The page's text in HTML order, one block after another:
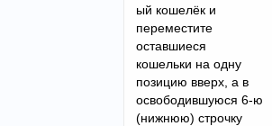
ый кошелёк и
переместите
оставшиеся
кошельки на одну
позицию вверх, а в
освободившуюся 6-ю
(нижнюю) строчку